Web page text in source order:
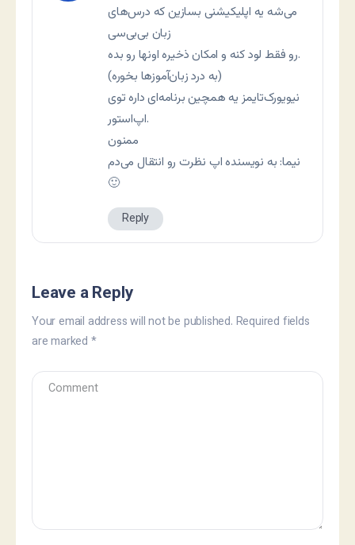
می‌شه یه اپلیکیشنی بسازین که درس‌های
زبان بی‌بی‌سی
رو فقط لود کنه و امکان ذخیره اونها رو بده.
(به درد زبان‌آموزها بخوره)
نیویورک‌تایمز یه همچین برنامه‌ای داره توی
اپ‌استور.
ممنون
نیما: به نویسنده اپ نظرت رو انتقال می‌دم
🙂
Reply
Leave a Reply
Your email address will not be published. Required fields
are marked *